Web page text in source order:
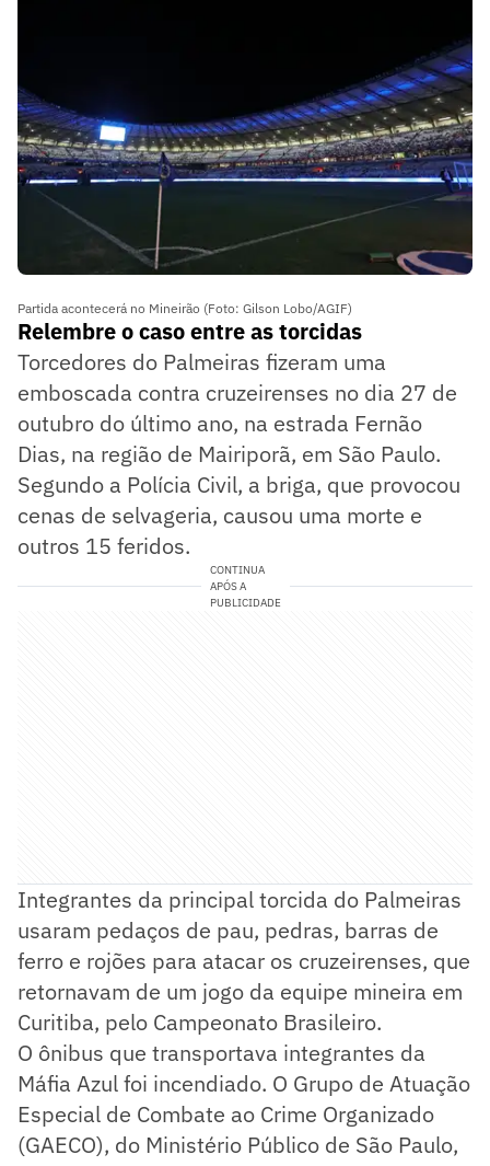
Partida acontecerá no Mineirão (Foto: Gilson Lobo/AGIF)
Relembre o caso entre as torcidas
Torcedores do Palmeiras fizeram uma
emboscada contra cruzeirenses no dia 27 de
outubro do último ano, na estrada Fernão
Dias, na região de Mairiporã, em São Paulo.
Segundo a Polícia Civil, a briga, que provocou
cenas de selvageria, causou uma morte e
outros 15 feridos.
CONTINUA
APÓS A
PUBLICIDADE
Integrantes da principal torcida do Palmeiras
usaram pedaços de pau, pedras, barras de
ferro e rojões para atacar os cruzeirenses, que
retornavam de um jogo da equipe mineira em
Curitiba, pelo Campeonato Brasileiro.
O ônibus que transportava integrantes da
Máfia Azul foi incendiado. O Grupo de Atuação
Especial de Combate ao Crime Organizado
(GAECO), do Ministério Público de São Paulo,